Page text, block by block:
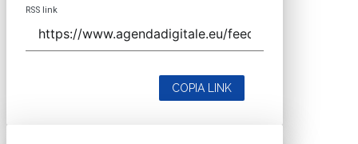
RSS link
COPIA LINK